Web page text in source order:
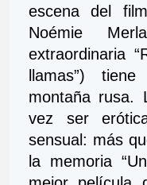
escena del
Noémie
extraordinaria
llamas”)
montaña rusa.
vez ser
sensual: más
la memoria